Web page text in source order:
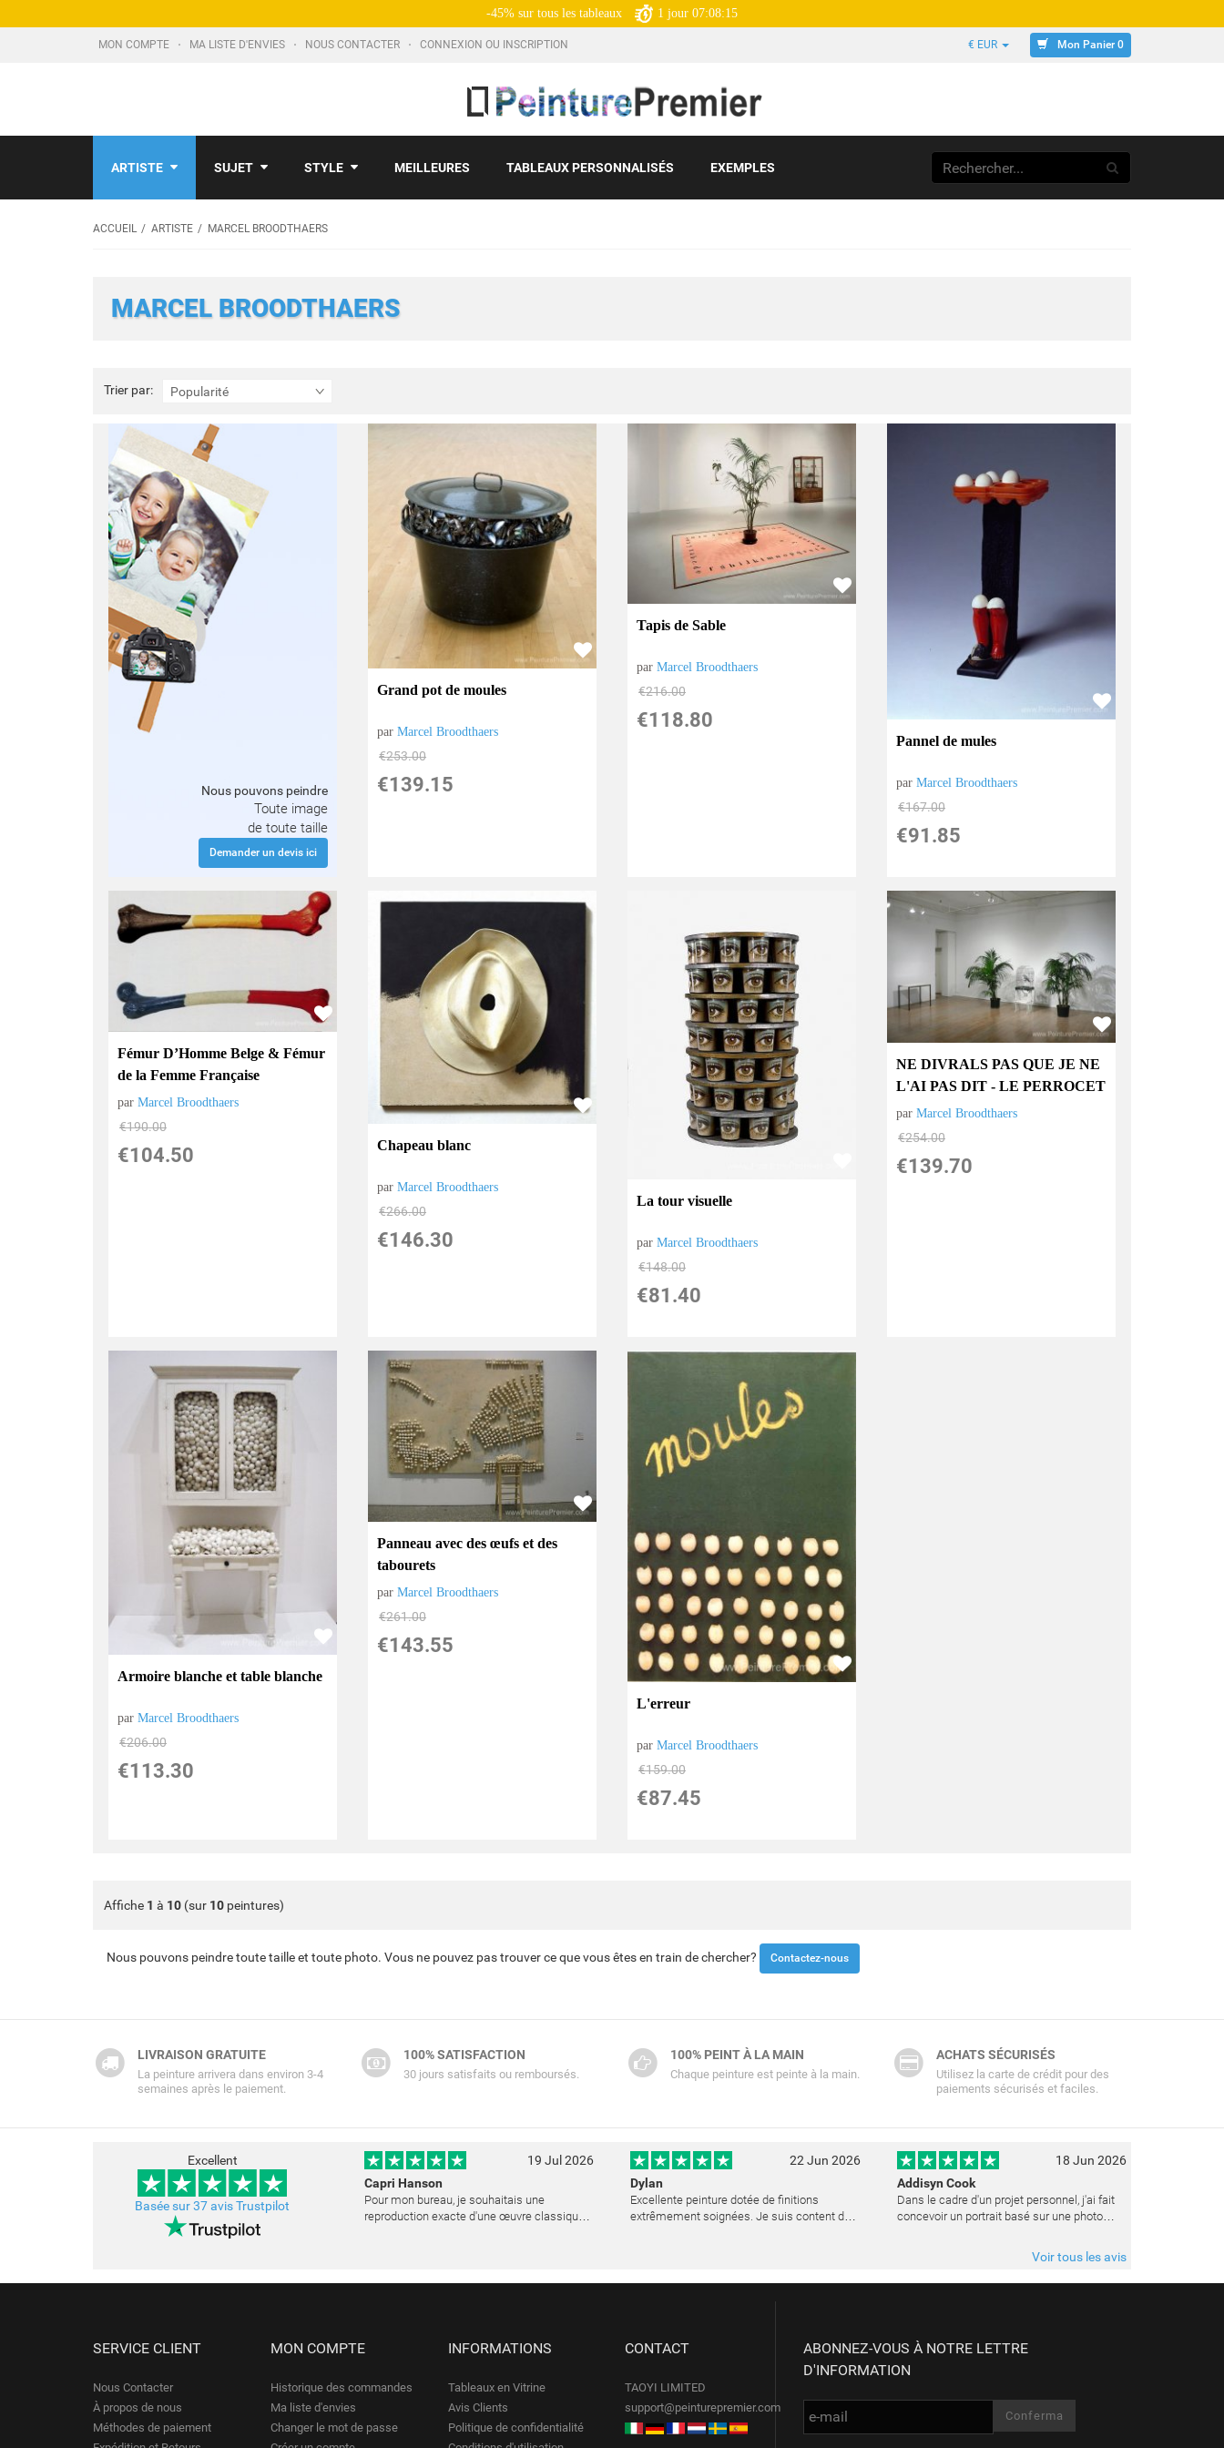
-45% sur tous les tableaux 1 jour 07:08:14
MON COMPTE MA LISTE D'ENVIES NOUS CONTACTER CONNEXION OU INSCRIPTION € EUR Mon Panier 0
ARTISTE SUJET STYLE MEILLEURES TABLEAUX PERSONNALISÉS EXEMPLES
ACCUEIL ARTISTE MARCEL BROODTHAERS
MARCEL BROODTHAERS
Trier par: Popularité
Trier
par:
Nous pouvons peindre
Toute image
de toute taille
Demander un devis ici
Grand pot de moules
parMarcel Broodthaers
€253.00
€139.15
Tapis de Sable
parMarcel Broodthaers
€216.00
€118.80
Pannel de mules
parMarcel Broodthaers
€167.00
€91.85
Fémur D’Homme Belge & Fémur
de la Femme Française
parMarcel Broodthaers
€190.00
€104.50 Chapeau blanc
parMarcel Broodthaers
€266.00
€146.30
La tour visuelle
parMarcel Broodthaers
€148.00
€81.40
NE DIVRALS PAS QUE JE NE
L'AI PAS DIT - LE PERROCET
parMarcel Broodthaers
€254.00
€139.70
Armoire blanche et table blanche
parMarcel Broodthaers
€206.00
€113.30
Panneau avec des œufs et des
tabourets
parMarcel Broodthaers
€261.00
€143.55
L'erreur
parMarcel Broodthaers
€159.00
€87.45
Affiche 1 à 10 (sur 10 peintures)
Nous pouvons peindre toute taille et toute photo. Vous ne pouvez pas trouver ce que vous êtes en train de chercher? Contactez-nous
LIVRAISON GRATUITE
La peinture arrivera dans environ 3-4
semaines après le paiement.
100% SATISFACTION
30 jours satisfaits ou remboursés.
100% PEINT À LA MAIN
Chaque peinture est peinte à la main.
ACHATS SÉCURISÉS
Utilisez la carte de crédit pour des
paiements sécurisés et faciles.
Excellent
Basée sur 37 avis Trustpilot
19 Jul 2026
Capri Hanson
Pour mon bureau, je souhaitais une
reproduction exacte d'une œuvre classique
22 Jun 2026
Dylan
Excellente peinture dotée de finitions
extrêmement soignées. Je suis content de
18 Jun 2026
Addisyn Cook
Dans le cadre d'un projet personnel, j'ai fait
concevoir un portrait basé sur une photo
à capturer les expressions avec une grande
Voir tous les avis
SERVICE CLIENT
Nous Contacter
À propos de nous
Méthodes de paiement
MON COMPTE
Historique des commandes
Ma liste d'envies
Changer le mot de passe
INFORMATIONS
Tableaux en Vitrine
Avis Clients
Politique de confidentialité
CONTACT
TAOYI LIMITED
support@peinturepremier.com
ABONNEZ-VOUS À NOTRE LETTRE
D'INFORMATION